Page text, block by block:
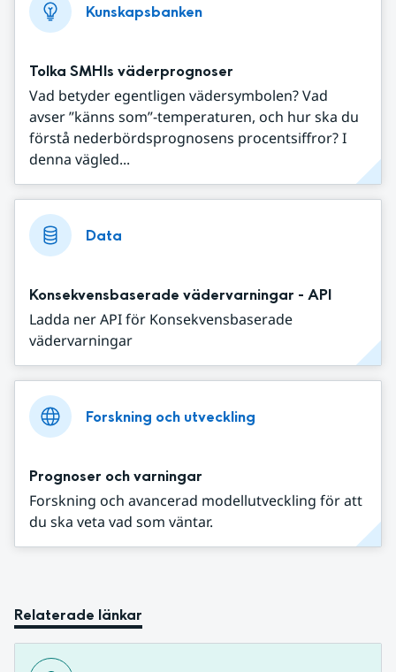
Kunskapsbanken
Tolka SMHIs väderprognoser
Vad betyder egentligen vädersymbolen? Vad
avser ”känns som”-temperaturen, och hur ska du
förstå nederbördsprognosens procentsiffror? I
denna vägled...
Data
Konsekvensbaserade vädervarningar - API
Ladda ner API för Konsekvensbaserade
vädervarningar
Forskning och utveckling
Prognoser och varningar
Forskning och avancerad modellutveckling för att
du ska veta vad som väntar.
Relaterade länkar